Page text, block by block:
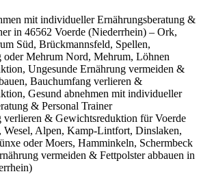
mit individueller Ernährungsberatung &
in 46562 Voerde (Niederrhein) – Ork,
Süd, Brückmannsfeld, Spellen,
oder Mehrum Nord, Mehrum, Löhnen
Ungesunde Ernährung vermeiden &
Bauchumfang verlieren &
Gesund abnehmen mit individueller
& Personal Trainer
verlieren & Gewichtsreduktion für Voerde
Wesel, Alpen, Kamp-Lintfort, Dinslaken,
oder Moers, Hamminkeln, Schermbeck
vermeiden & Fettpolster abbauen in